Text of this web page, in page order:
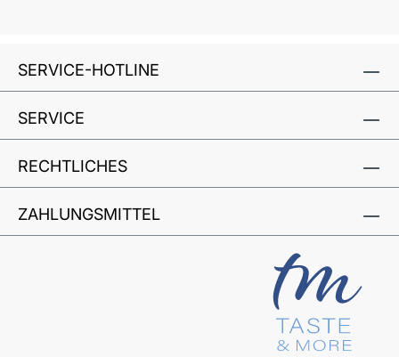
SERVICE-HOTLINE
SERVICE
RECHTLICHES
ZAHLUNGSMITTEL